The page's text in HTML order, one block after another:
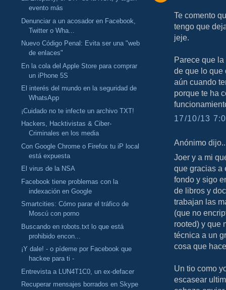
evento más
Denunciar a un acosador en Facebook,
Twitter o Wha...
Nuevo Código Penal: Evita ser una "web
de enlaces"
En la cola del Apple Store para comprar
un iPhone 5S
El interés del mundo en la seguridad de
WhatsApp
¡Cuidado no te infecte un archivo TXT!
Hackers, Hacktivistas & Ciber-
Criminales en los media
Con Google Chrome o Firefox tu iP local
está expuesta
El virus de la NSA
Facebook tiene problemas con la
indexación en Google
Smartcities: Cómo parar el tráfico de
Moscú con porno
Buscando en robots.txt lo que está
prohibido encon...
¡Y dale! - o pídeme por Facebook que
hackee para ti -
Entrevista a LUN4T1C0, un ex-defacer
Recuperar mensajes borrados en Skype
Te comento
tengo que
jeje.
Parece que
de que lo que
aún cuando
porque te ha
17/10/13
Anónimo
Joer y a mi
que gracias a
fondo y sigo
de libros y
trabajan las
(que no
rooted) y que
técnica a un
cosa que
Un tio como
escasear